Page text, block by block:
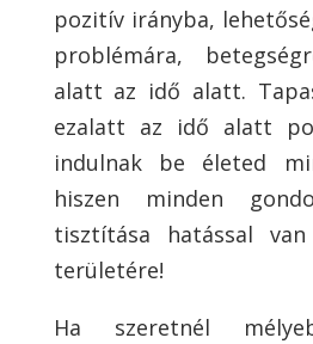
pozitív irányba,
problémára,
alatt az idő alatt.
ezalatt az idő alatt
indulnak be életed
hiszen minden
tisztítása hatással
területére!
Ha szeretnél